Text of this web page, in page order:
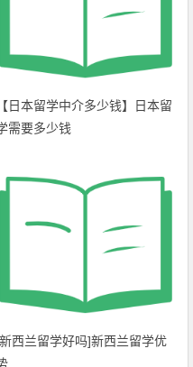
【日本留学中介多少钱】日本留
需要多少钱
西兰留学好吗]新西兰留学优